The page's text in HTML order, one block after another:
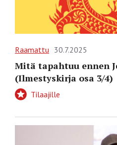
Raamattu 30.7.2025
Mitä tapahtuu ennen
(Ilmestyskirja osa 3/4)
Tilaajille